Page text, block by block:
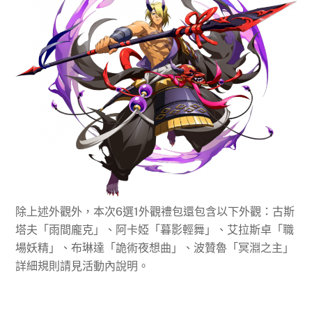
除上述外觀外，本次6選1外觀禮包還包含以下外觀：古斯
塔夫「雨間龐克」、阿卡婭「暮影輕舞」、艾拉斯卓「職
場妖精」、布琳達「詭術夜想曲」、波贊魯「冥淵之主」
詳細規則請見活動內說明。